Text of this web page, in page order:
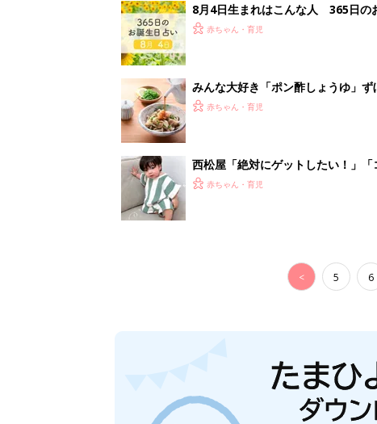
8月4日生まれはこんな人 365日の
赤ちゃん・育児
みんな大好き「ポン酢しょうゆ」
養学的にも最高⁉
赤ちゃん・育児
西松屋「絶対にゲットしたい！」
ズりアイテム5選
赤ちゃん・育児
< 5 6